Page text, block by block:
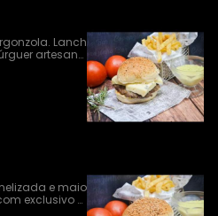
Lanch
artesana
e maio
exclusivo h